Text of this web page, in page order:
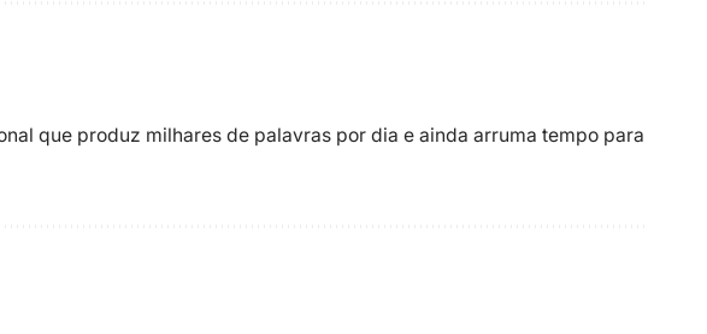
que produz milhares de palavras por dia e ainda arruma tempo para